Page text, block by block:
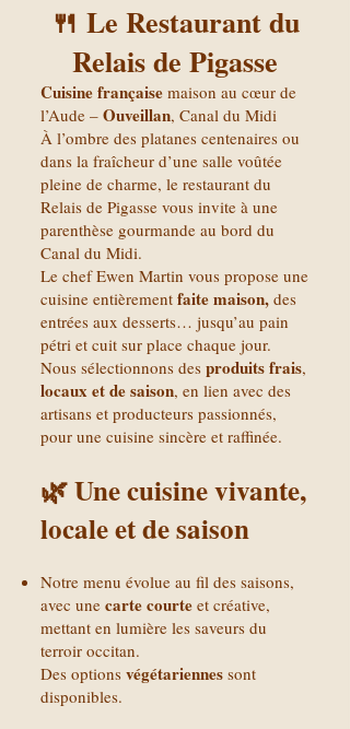
🍴 Le Restaurant du
Relais de Pigasse
Cuisine française maison au cœur de
l’Aude – Ouveillan, Canal du Midi
À l’ombre des platanes centenaires ou
dans la fraîcheur d’une salle voûtée
pleine de charme, le restaurant du
Relais de Pigasse vous invite à une
parenthèse gourmande au bord du
Canal du Midi.
Le chef Ewen Martin vous propose une
cuisine entièrement faite maison, des
entrées aux desserts… jusqu’au pain
pétri et cuit sur place chaque jour.
Nous sélectionnons des produits frais,
locaux et de saison, en lien avec des
artisans et producteurs passionnés,
pour une cuisine sincère et raffinée.
🌿 Une cuisine vivante,
locale et de saison
Notre menu évolue au fil des saisons,
avec une carte courte et créative,
mettant en lumière les saveurs du
terroir occitan.
Des options végétariennes sont
disponibles.